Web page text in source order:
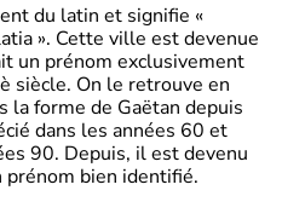
du latin et signifie «
». Cette ville est devenue
un prénom exclusivement
siècle. On le retrouve en
la forme de Gaëtan depuis
dans les années 60 et
90. Depuis, il est devenu
bien identifié.